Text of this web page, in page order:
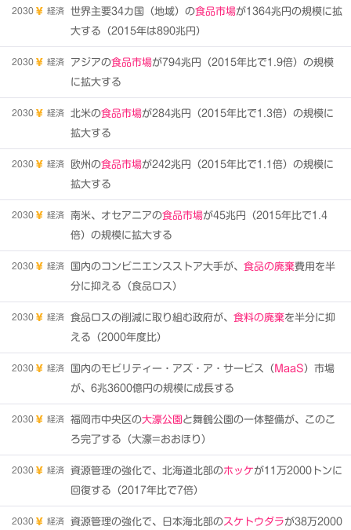
2030 経済 世界主要34カ国（地域）の食品市場が1364兆円の規模に拡
大する（2015年は890兆円）
2030 経済 アジアの食品市場が794兆円（2015年比で1.9倍）の規模
に拡大する
2030 経済 北米の食品市場が284兆円（2015年比で1.3倍）の規模に
拡大する
2030 経済 欧州の食品市場が242兆円（2015年比で1.1倍）の規模に
拡大する
2030 経済 南米、オセアニアの食品市場が45兆円（2015年比で1.4
倍）の規模に拡大する
2030 経済 国内のコンビニエンスストア大手が、 食品の廃棄費用を半
分に抑える（食品ロス）
2030 経済 食品ロスの削減に取り組む政府が、 食料の廃棄を半分に抑
える（2000年度比）
2030 経済 国内のモビリティー・アズ・ア・サービス（ MaaS）市場
が、6兆3600億円の規模に成長する
2030 経済 福岡市中央区の大濠公園 と舞鶴公園の一体整備が、このこ
ろ完了する（大濠=おおほり）
2030 経済 資源管理の強化で、北海道北部のホッケが11万2000トンに
回復する（2017年比で7倍）
2030 経済 資源管理の強化で、日本海北部のスケトウダラが38万2000